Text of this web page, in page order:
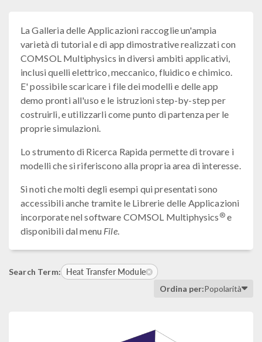
La Galleria delle Applicazioni raccoglie un'ampia
varietà di tutorial e di app dimostrative realizzati con
COMSOL Multiphysics in diversi ambiti applicativi,
inclusi quelli elettrico, meccanico, fluidico e chimico.
E' possibile scaricare i file dei modelli e delle app
demo pronti all'uso e le istruzioni step-by-step per
costruirli, e utilizzarli come punto di partenza per le
proprie simulazioni.
Lo strumento di Ricerca Rapida permette di trovare i
modelli che si riferiscono alla propria area di interesse.
Si noti che molti degli esempi qui presentati sono
accessibili anche tramite le Librerie delle Applicazioni
incorporate nel software COMSOL Multiphysics ®e
disponibili dal menu File.
Search Term: Heat Transfer Module
Ordina per:Popolarità